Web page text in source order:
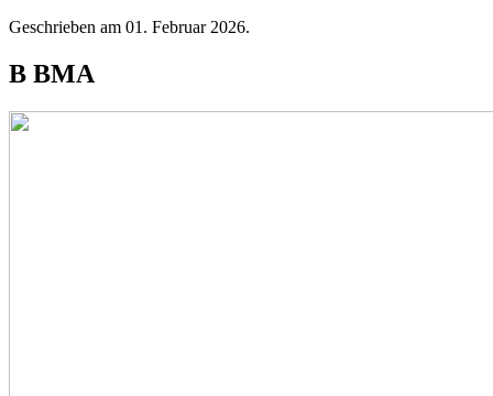
Geschrieben am 01. Februar 2026.
B BMA